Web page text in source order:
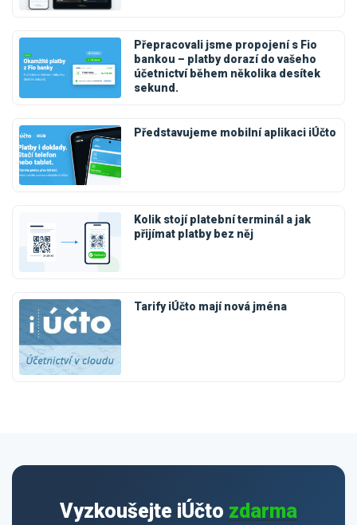
Přepracovali jsme propojení s Fio
bankou – platby dorazí do vašeho
účetnictví během několika desítek
sekund.
Představujeme mobilní aplikaci iÚčto
Kolik stojí platební terminál a jak
přijímat platby bez něj
Tarify iÚčto mají nová jména
Vyzkoušejte iÚčto zdarma